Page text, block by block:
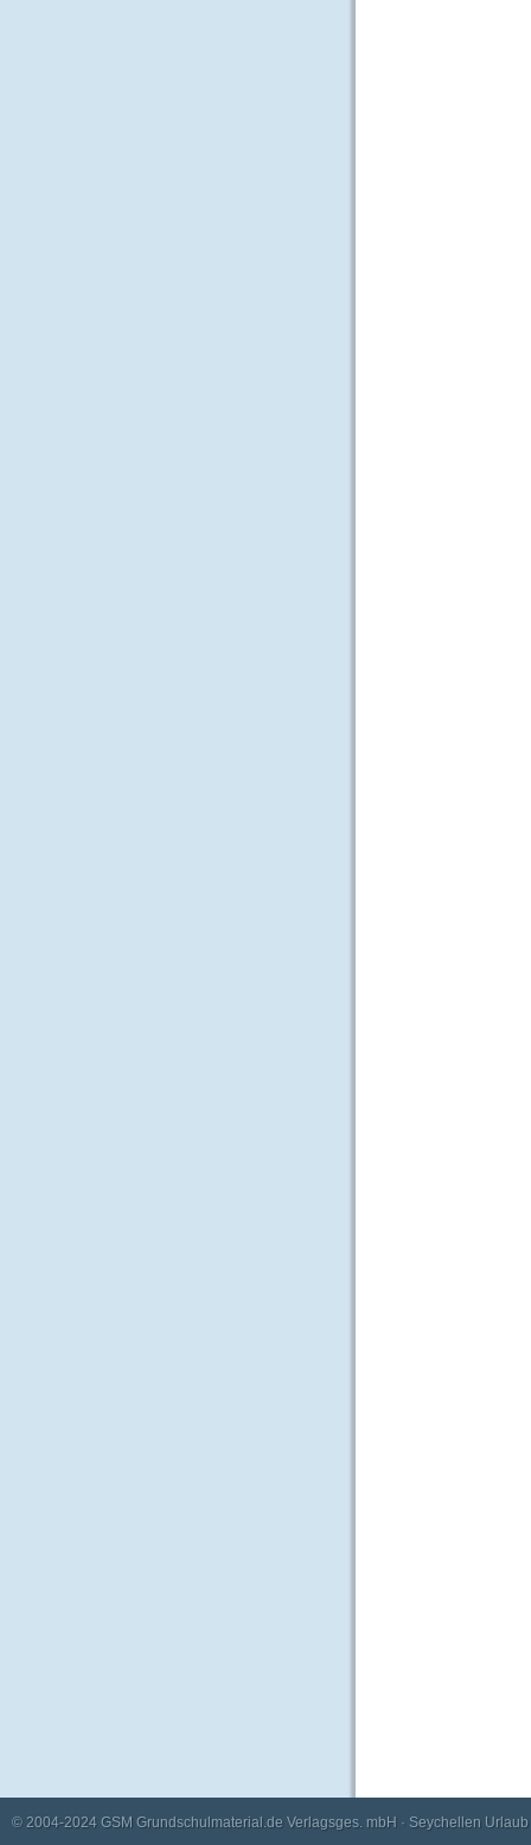
© 2004-2024 GSM Grundschulmaterial.de Verlagsges. mbH · Seychellen Urlaub